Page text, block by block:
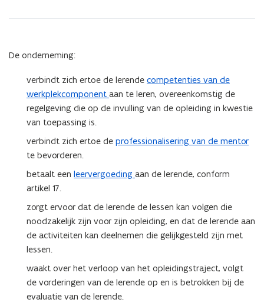
De onderneming:
verbindt zich ertoe de lerende competenties van de
werkplekcomponent aan te leren, overeenkomstig de
regelgeving die op de invulling van de opleiding in kwestie
van toepassing is.
verbindt zich ertoe de professionalisering van de mentor
te bevorderen.
betaalt een leervergoeding aan de lerende, conform
artikel 17.
zorgt ervoor dat de lerende de lessen kan volgen die
noodzakelijk zijn voor zijn opleiding, en dat de lerende aan
de activiteiten kan deelnemen die gelijkgesteld zijn met
lessen.
waakt over het verloop van het opleidingstraject, volgt
de vorderingen van de lerende op en is betrokken bij de
evaluatie van de lerende.